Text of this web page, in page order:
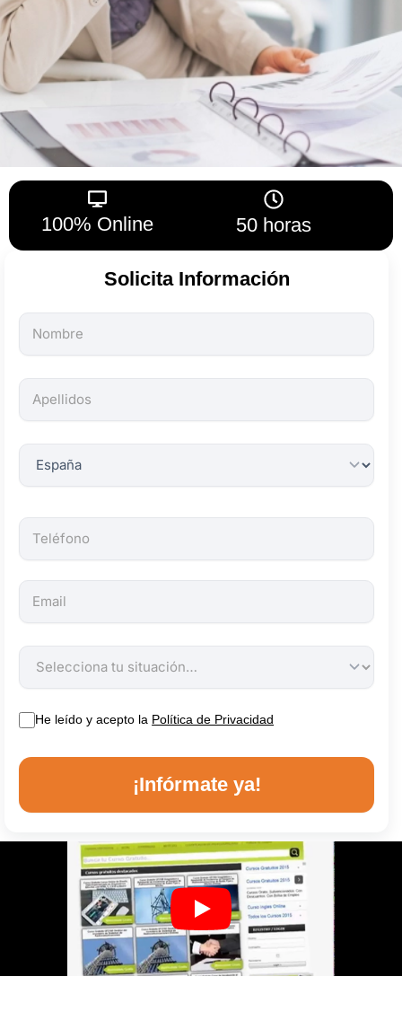
100% Online 50 horas
Solicita Información
Todos
los
son
obligatorios.
He leído y acepto la Política de Privacidad
¡Infórmate ya!